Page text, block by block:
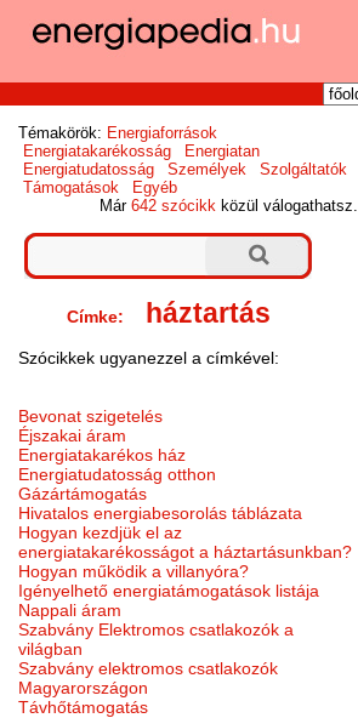
Témakörök: Energiaforrások
Energiatakarékosság
Energiatan
Energiatudatosság
Személyek
Szolgáltatók
Támogatások
Egyéb
Már642 szócikk közül válogathatsz.
Címke: háztartás
Szócikkek ugyanezzel a címkével:
Bevonat szigetelés
Éjszakai áram
Energiatakarékos ház
Energiatudatosság otthon
Gázártámogatás
Hivatalos energiabesorolás táblázata
Hogyan kezdjük el az
energiatakarékosságot a háztartásunkban?
Hogyan működik a villanyóra?
Igényelhető energiatámogatások listája
Nappali áram
Szabvány Elektromos csatlakozók a
világban
Szabvány elektromos csatlakozók
Magyarországon
Távhőtámogatás